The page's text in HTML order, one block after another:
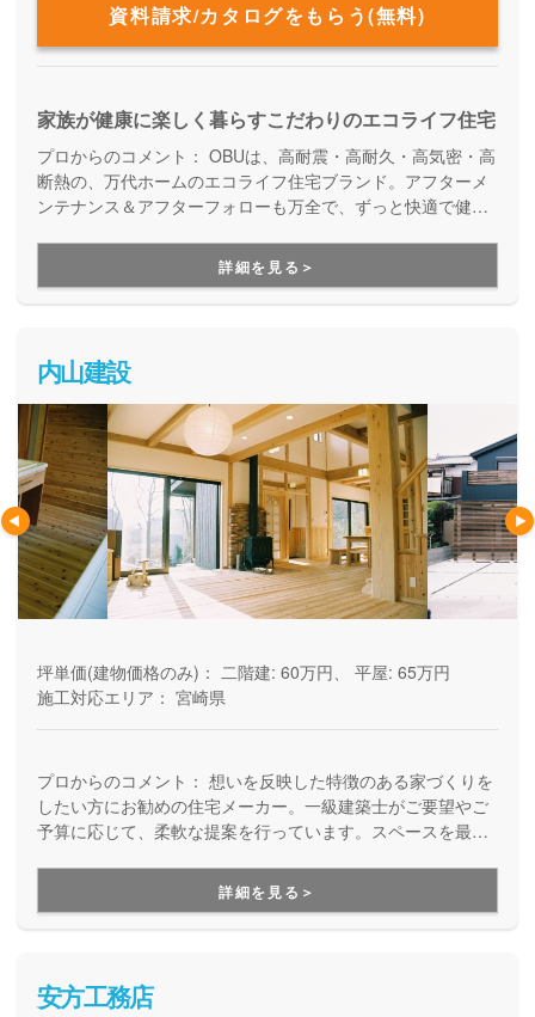
資料請求/カタログをもらう(無料)
家族が健康に楽しく暮らすこだわりのエコライフ住宅
プロからのコメント：
断熱の、万代ホームのエコライフ住宅ブランド。アフターメ
ンテナンス＆アフターフォローも万全で、ずっと快適で健康
経ったときにも、建てて良かったと思える家づくりです。
詳細を見る＞
内山建設
坪単価(建物価格のみ)： 二階建: 60万円、 平屋: 65万円
施工対応エリア： 宮崎県
プロからのコメント：
したい方にお勧めの住宅メーカー。一級建築士がご要望やご
予算に応じて、柔軟な提案を行っています。スペースを最大
込んでの家づくりの実績もあり、特別な一棟をとお考えの方
は必見です。
詳細を見る＞
安方工務店